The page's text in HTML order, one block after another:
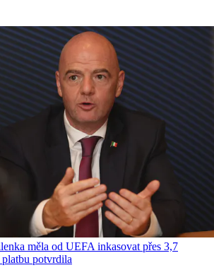
měla od UEFA inkasovat přes 3,7
potvrdila